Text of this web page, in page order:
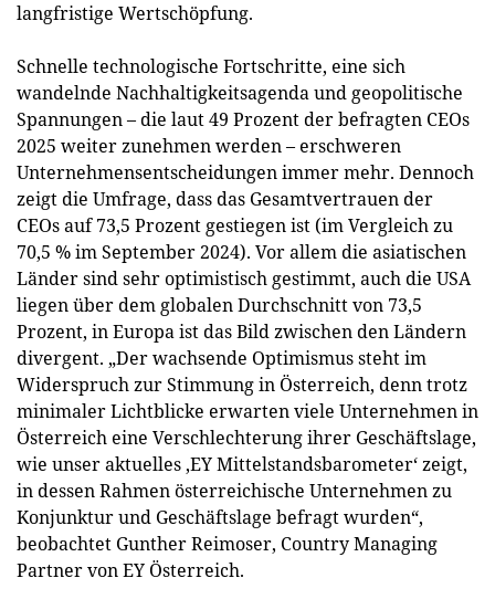
langfristige Wertschöpfung.
Schnelle technologische Fortschritte, eine sich
wandelnde Nachhaltigkeitsagenda und geopolitische
Spannungen – die laut 49 Prozent der befragten CEOs
2025 weiter zunehmen werden – erschweren
Unternehmensentscheidungen immer mehr. Dennoch
zeigt die Umfrage, dass das Gesamtvertrauen der
CEOs auf 73,5 Prozent gestiegen ist (im Vergleich zu
70,5 % im September 2024). Vor allem die asiatischen
Länder sind sehr optimistisch gestimmt, auch die USA
liegen über dem globalen Durchschnitt von 73,5
Prozent, in Europa ist das Bild zwischen den Ländern
divergent. „Der wachsende Optimismus steht im
Widerspruch zur Stimmung in Österreich, denn trotz
minimaler Lichtblicke erwarten viele Unternehmen in
Österreich eine Verschlechterung ihrer Geschäftslage,
wie unser aktuelles ‚EY Mittelstandsbarometer‘ zeigt,
in dessen Rahmen österreichische Unternehmen zu
Konjunktur und Geschäftslage befragt wurden“,
beobachtet Gunther Reimoser, Country Managing
Partner von EY Österreich.